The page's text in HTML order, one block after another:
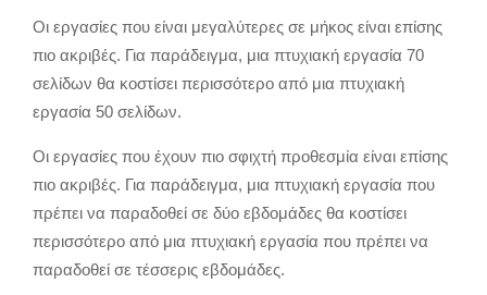
Οι εργασίες που είναι μεγαλύτερες σε μήκος είναι επίσης
πιο ακριβές. Για παράδειγμα, μια πτυχιακή εργασία 70
σελίδων θα κοστίσει περισσότερο από μια πτυχιακή
εργασία 50 σελίδων.
Οι εργασίες που έχουν πιο σφιχτή προθεσμία είναι επίσης
πιο ακριβές. Για παράδειγμα, μια πτυχιακή εργασία που
πρέπει να παραδοθεί σε δύο εβδομάδες θα κοστίσει
περισσότερο από μια πτυχιακή εργασία που πρέπει να
παραδοθεί σε τέσσερις εβδομάδες.